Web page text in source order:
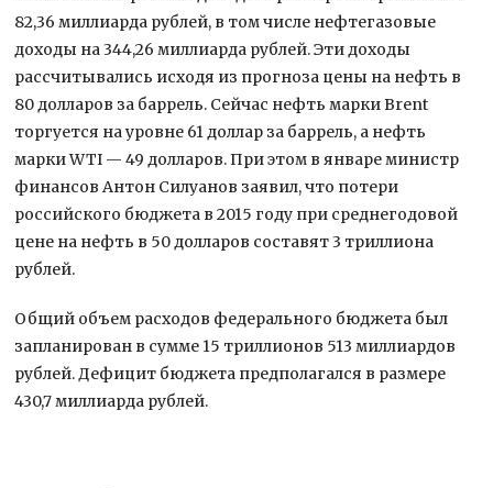
82,36 миллиарда рублей, в том числе нефтегазовые
доходы на 344,26 миллиарда рублей. Эти доходы
рассчитывались исходя из прогноза цены на нефть в
80 долларов за баррель. Сейчас нефть марки Brent
торгуется на уровне 61 доллар за баррель, а нефть
марки WTI — 49 долларов. При этом в январе министр
финансов Антон Силуанов заявил, что потери
российского бюджета в 2015 году при среднегодовой
цене на нефть в 50 долларов составят 3 триллиона
рублей.
Общий объем расходов федерального бюджета был
запланирован в сумме 15 триллионов 513 миллиардов
рублей. Дефицит бюджета предполагался в размере
430,7 миллиарда рублей.